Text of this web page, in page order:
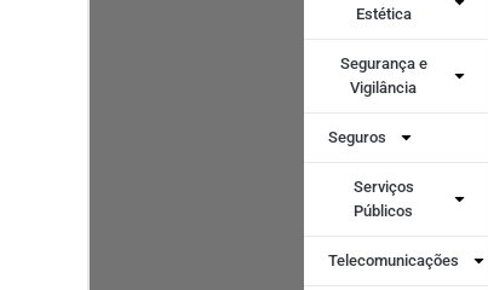
Estética
Segurança e
Vigilância
Seguros
Serviços
Públicos
Telecomunicações